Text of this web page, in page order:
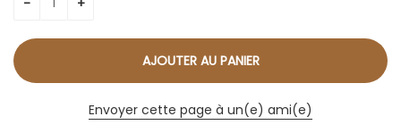
Envoyer cette page à un(e) ami(e)